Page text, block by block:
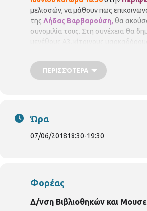
μελισσών, να μάθουν πως
της Λήδας Βαρβαρούση, θα
συνομιλία τους. Στη συνέχεια θα
μεγέθους Α3, κίτρινους
υπάρξει λίστα αναμονής σε
Δηλώσεις συμμετοχής:
ΠΕΡΙΣΣΌΤΕΡΑ
Ώρα
07/06/201818:30-19:30
Φορέας
Δ/νση Βιβλιοθηκών και